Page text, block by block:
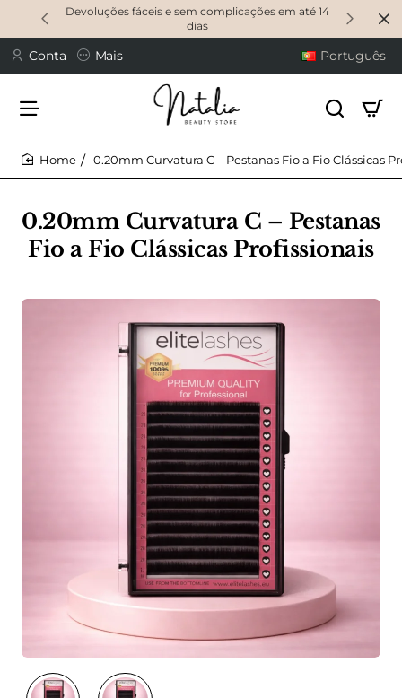
Devoluções fáceis e sem complicações em até 14
dias
Conta Mais Português
0.20mm Curvatura C – Pestanas
Fio a Fio Clássicas Profissionais
0.20mm Curvatura C – Pestanas Fio a Fio Clássicas